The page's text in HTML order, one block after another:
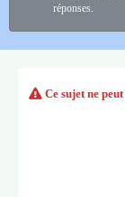
réponses.
Ce sujet ne